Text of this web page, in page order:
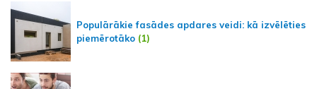
Populārākie fasādes apdares veidi: kā izvēlēties
piemērotāko (1)